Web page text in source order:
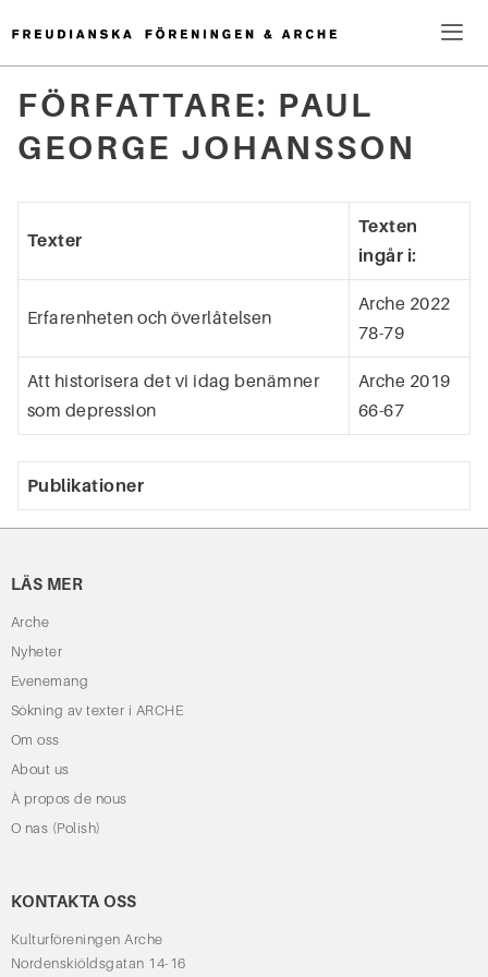
till
innehåll
efter:
FÖRFATTARE: PAUL
GEORGE JOHANSSON
Texter
Texten
ingår i:
Erfarenheten och överlåtelsen
Arche 2022
78-79
Att historisera det vi idag benämner
som depression
Arche 2019
66-67
Publikationer
LÄS MER
Arche
Nyheter
Evenemang
Sökning av texter i ARCHE
Om oss
About us
À propos de nous
O nas (Polish)
KONTAKTA OSS
Kulturföreningen Arche
Nordenskiöldsgatan 14-16